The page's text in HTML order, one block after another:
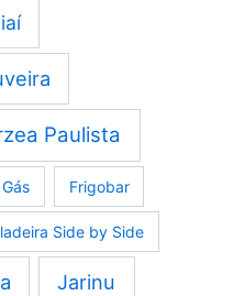
Paulista
Frigobar
Side by Side
Jarinu